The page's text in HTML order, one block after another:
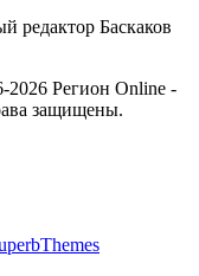
редактор Баскаков
2026 Регион Online -
защищены.